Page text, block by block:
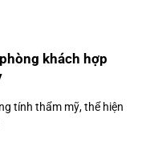
khách hợp
tính thẩm mỹ, thể hiện